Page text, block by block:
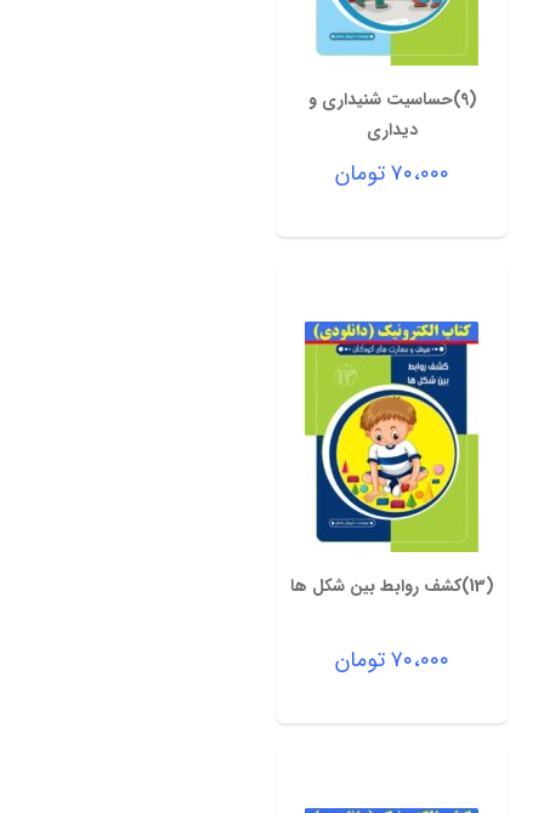
(9)حساسیت شنیداری و
دیداری
۷۰،۰۰۰تومان
(13)کشف روابط بین شکل ها
۷۰،۰۰۰تومان